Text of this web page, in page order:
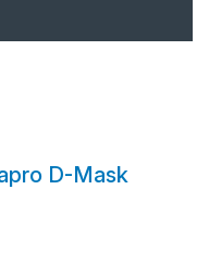
D-Mask